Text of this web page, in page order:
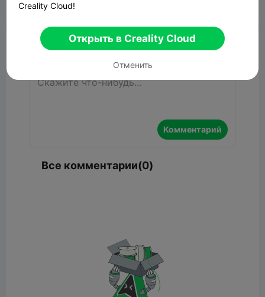
Сообщить об этом
Комментарий
Комментарий
Все комментарии(0)
Creality Cloud!
Открыть в Creality Cloud
Отменить